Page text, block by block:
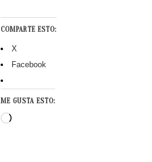
COMPARTE ESTO:
X
Facebook
ME GUSTA ESTO:
Cargando...